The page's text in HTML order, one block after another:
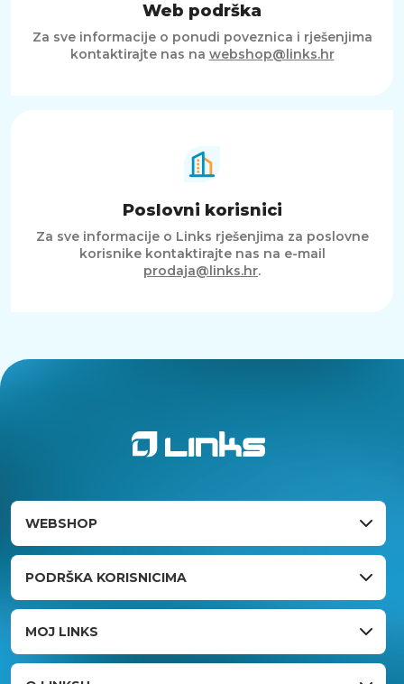
Web podrška
Za sve informacije o ponudi poveznica i rješenjima
kontaktirajte nas na webshop@links.hr
Poslovni korisnici
Za sve informacije o Links rješenjima za poslovne
korisnike kontaktirajte nas na e-mail
prodaja@links.hr.
WEBSHOP
PODRŠKA KORISNICIMA
MOJ LINKS